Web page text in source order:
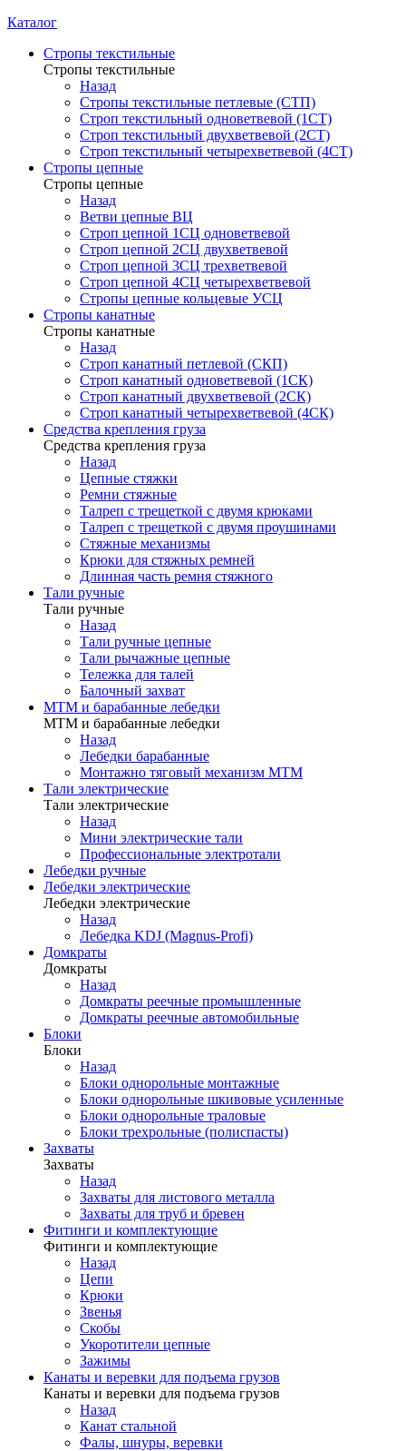
Каталог
Стропы текстильные
Стропы текстильные
Назад
Стропы текстильные петлевые (СТП)
Строп текстильный одноветвевой (1СТ)
Строп текстильный двухветвевой (2СТ)
Строп текстильный четырехветвевой (4СТ)
Стропы цепные
Стропы цепные
Назад
Ветви цепные ВЦ
Строп цепной 1СЦ одноветвевой
Строп цепной 2СЦ двухветвевой
Строп цепной 3СЦ трехветвевой
Строп цепной 4СЦ четырехветвевой
Стропы цепные кольцевые УСЦ
Стропы канатные
Стропы канатные
Назад
Строп канатный петлевой (СКП)
Строп канатный одноветвевой (1СК)
Строп канатный двухветвевой (2СК)
Строп канатный четырехветвевой (4СК)
Средства крепления груза
Средства крепления груза
Назад
Цепные стяжки
Ремни стяжные
Талреп с трещеткой с двумя крюками
Талреп с трещеткой с двумя проушинами
Стяжные механизмы
Крюки для стяжных ремней
Длинная часть ремня стяжного
Тали ручные
Тали ручные
Назад
Тали ручные цепные
Тали рычажные цепные
Тележка для талей
Балочный захват
МТМ и барабанные лебедки
МТМ и барабанные лебедки
Назад
Лебедки барабанные
Монтажно тяговый механизм МТМ
Тали электрические
Тали электрические
Назад
Мини электрические тали
Профессиональные электротали
Лебедки ручные
Лебедки электрические
Лебедки электрические
Назад
Лебедка KDJ (Magnus-Profi)
Домкраты
Домкраты
Назад
Домкраты реечные промышленные
Домкраты реечные автомобильные
Блоки
Блоки
Назад
Блоки однорольные монтажные
Блоки однорольные шкивовые усиленные
Блоки однорольные траловые
Блоки трехрольные (полиспасты)
Захваты
Захваты
Назад
Захваты для листового металла
Захваты для труб и бревен
Фитинги и комплектующие
Фитинги и комплектующие
Назад
Цепи
Крюки
Звенья
Скобы
Укоротители цепные
Зажимы
Канаты и веревки для подъема грузов
Канаты и веревки для подъема грузов
Назад
Канат стальной
Фалы, шнуры, веревки